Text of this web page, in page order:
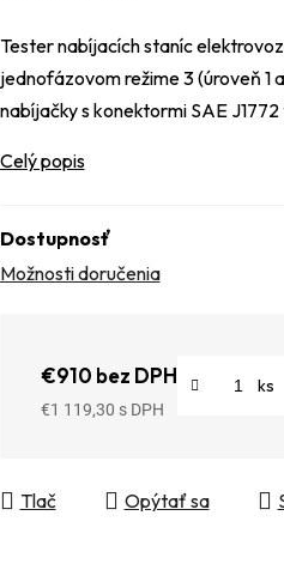
Tester nabíjacích staníc
jednofázovom režime 3 (úroveň
nabíjačky s konektormi SAE J1772
Celý popis
Dostupnosť
Možnosti doručenia
€910 bez DPH
€1 119,30
Tlač Opýtať sa